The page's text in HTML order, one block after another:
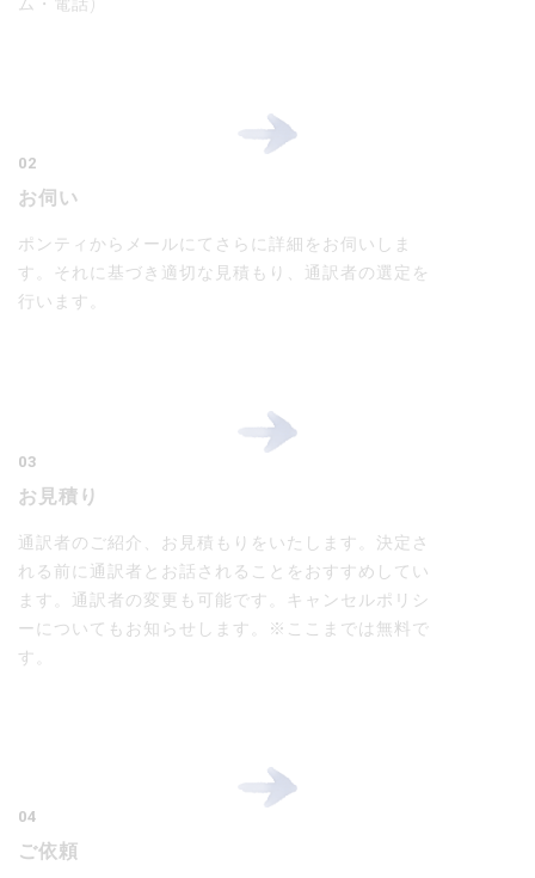
02
お伺い
ポンティからメールにてさらに詳細をお伺いしま
す。それに基づき適切な見積もり、通訳者の選定を
行います。
03
お見積り
通訳者のご紹介、お見積もりをいたします。決定さ
れる前に通訳者とお話されることをおすすめしてい
ます。通訳者の変更も可能です。キャンセルポリシ
ーについてもお知らせします。※ここまでは無料で
す。
04
ご依頼